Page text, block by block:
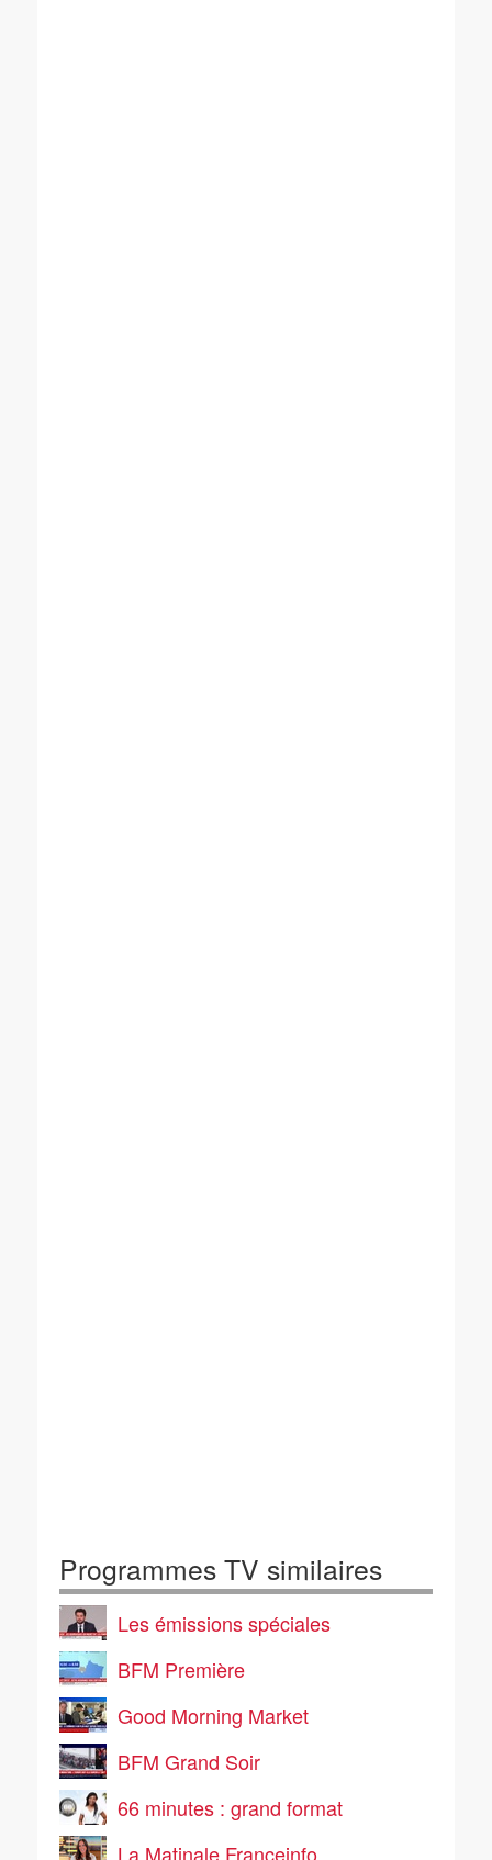
Programmes TV similaires
Les émissions spéciales
BFM Première
Good Morning Market
BFM Grand Soir
66 minutes : grand format
La Matinale Franceinfo